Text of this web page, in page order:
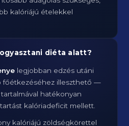
kalóriájú ételekkel
diéta alatt?
legjobban edzés utáni
főétkezéséhez illeszthető —
tartalmával hatékonyan
kalóriadeficit mellett.
kalóriájú zöldségkörettel